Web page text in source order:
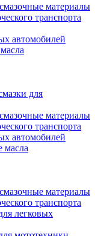
материалы
транспорта
автомобилей
для
материалы
транспорта
автомобилей
масла
материалы
транспорта
легковых